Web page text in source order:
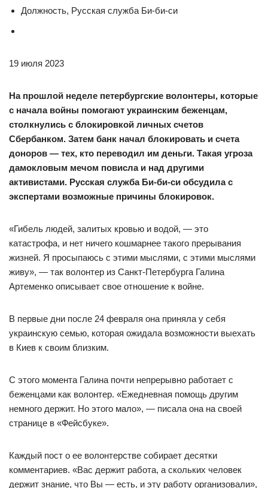
Должность, Русская служба Би-би-си
19 июля 2023
На прошлой неделе петербургские волонтеры, которые
с начала войны помогают украинским беженцам,
столкнулись с блокировкой личных счетов
Сбербанком. Затем банк начал блокировать и счета
доноров — тех, кто переводил им деньги. Такая угроза
дамокловым мечом повисла и над другими
активистами. Русская служба Би-би-си обсудила с
экспертами возможные причины блокировок.
«Гибель людей, залитых кровью и водой, — это
катастрофа, и нет ничего кошмарнее такого прерывания
жизней. Я просыпаюсь с этими мыслями, с этими мыслями
живу», — так волонтер из Санкт-Петербурга Галина
Артеменко описывает свое отношение к войне.
В первые дни после 24 февраля она приняла у себя
украинскую семью, которая ожидала возможности выехать
в Киев к своим близким.
С этого момента Галина почти непрерывно работает с
беженцами как волонтер. «Ежедневная помощь другим
немного держит. Но этого мало», — писала она на своей
странице в «Фейсбуке».
Каждый пост о ее волонтерстве собирает десятки
комментариев. «Вас держит работа, а скольких человек
держит знание, что Вы — есть, и эту работу организовали»,